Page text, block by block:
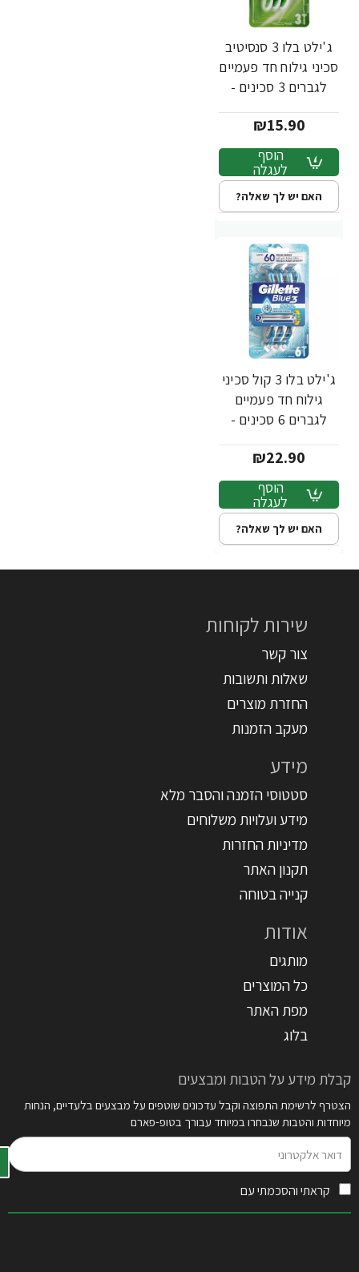
ג'ילט בלו 3 סנסיטיב
סכיני גילוח חד פעמיים
לגברים 3 סכינים -
₪15.90
הוסף
לעגלה
האם יש לך שאלה?
ג'ילט בלו 3 קול סכיני
גילוח חד פעמיים
לגברים 6 סכינים -
₪22.90
הוסף
לעגלה
האם יש לך שאלה?
שירות לקוחות
צור קשר
שאלות ותשובות
החזרת מוצרים
מעקב הזמנות
מידע
סטטוסי הזמנה והסבר מלא
מידע ועלויות משלוחים
מדיניות החזרות
תקנון האתר
קנייה בטוחה
אודות
מותגים
כל המוצרים
מפת האתר
בלוג
קבלת מידע על הטבות ומבצעים
הצטרף לרשימת התפוצה וקבל עדכונים שוטפים על מבצעים בלעדיים, הנחות
מיוחדות והטבות שנבחרו במיוחד עבורך בטופ-פארם
אלקטרוני
קראתי והסכמתי עם